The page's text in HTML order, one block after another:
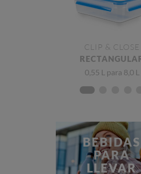
CLIP & CLOSE
0,55 L para 8,0 L
BEBIDAS
PARA
LLEVAR